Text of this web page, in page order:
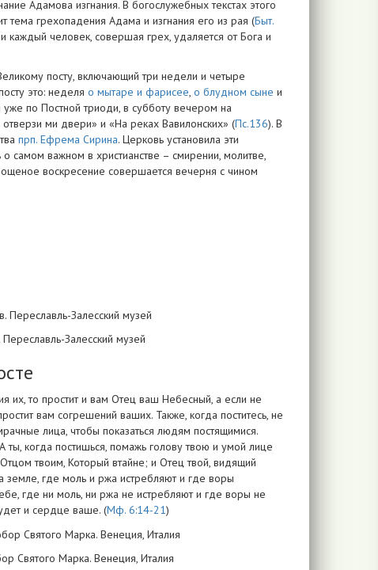
Адамова изгнания. В богослужебных текстах этого
тема грехопадения Адама и изгнания его из рая (Быт.
каждый человек, совершая грех, удаляется от Бога и
посту, включающий три недели и четыре
это: неделя о мытаре и фарисее, о блудном сыне и
по Постной триоди, в субботу вечером на
ми двери» и «На реках Вавилонских» (Пс.136). В
прп. Ефрема Сирина. Церковь установила эти
самом важном в христианстве – смирении, молитве,
воскресение совершается вечерня с чином
Залесский музей
их, то простит и вам Отец ваш Небесный, а если не
вам согрешений ваших. Также, когда поститесь, не
лица, чтобы показаться людям постящимися.
когда постишься, помажь голову твою и умой лице
твоим, Который втайне; и Отец твой, видящий
земле, где моль и ржа истребляют и где воры
где ни моль, ни ржа не истребляют и где воры не
и сердце ваше. (Мф. 6:14-21)
Святого Марка. Венеция, Италия